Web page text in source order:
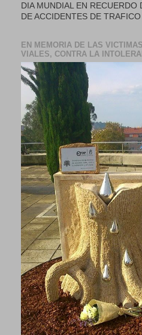
DIA MUNDIAL EN RECUERDO
DE ACCIDENTES DE TRAFICO
EN MEMORIA DE LAS
VIALES, CONTRA LA